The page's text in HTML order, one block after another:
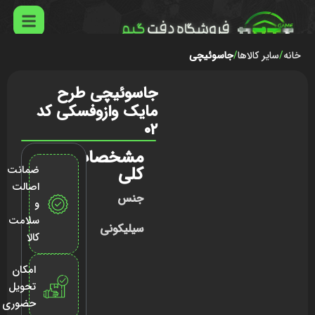
خانه سایر کالاها جاسوئیچی
جاسوئیچی طرح
مایک وازوفسکی کد
۰۲
مشخصات
کلی
جنس
سیلیکونی
ضمانت
اصالت
و
سلامت
کالا
امکان
تحویل
حضوری